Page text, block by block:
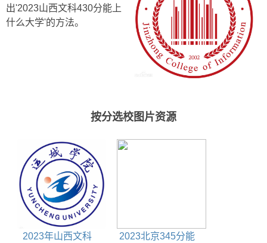
出'2023山西文科430分能上
什么大学'的方法。
按分选校图片资源
2023年山西文科
2023北京345分能